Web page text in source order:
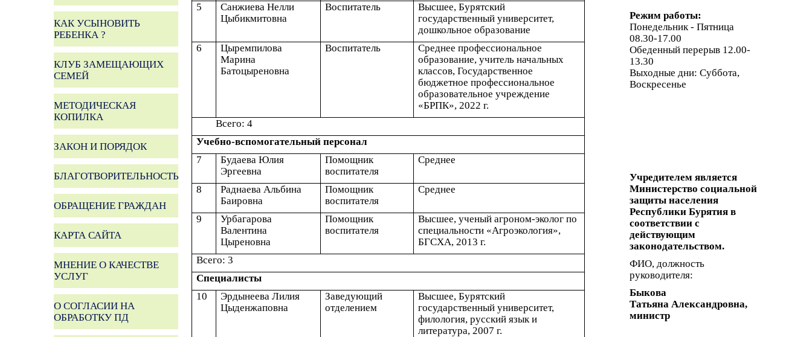
КАК УСЫНОВИТЬ
РЕБЕНКА ?
КЛУБ ЗАМЕЩАЮЩИХ
СЕМЕЙ
МЕТОДИЧЕСКАЯ
КОПИЛКА
ЗАКОН И ПОРЯДОК
БЛАГОТВОРИТЕЛЬНОСТЬ
ОБРАЩЕНИЕ ГРАЖДАН
КАРТА САЙТА
МНЕНИЕ О КАЧЕСТВЕ
УСЛУГ
О СОГЛАСИИ НА
ОБРАБОТКУ ПД
5
Санжиева Нелли
Цыбикмитовна
Воспитатель
Высшее, Бурятский
государственный университет,
дошкольное образование
6
Цыремпилова
Марина
Батоцыреновна
Воспитатель
Среднее профессиональное
образование, учитель начальных
классов, Государственное
бюджетное профессиональное
образовательное учреждение
«БРПК», 2022 г.
Всего: 4
Учебно-вспомогательный персонал
7
Будаева Юлия
Эргеевна
Помощник
воспитателя
Среднее
8 Раднаева Альбина
Баировна
Помощник
воспитателя
Среднее
9
Урбагарова
Валентина
Цыреновна
Помощник
воспитателя
Высшее, ученый агроном-эколог по
специальности «Агроэкология»,
БГСХА, 2013 г.
Всего: 3
Специалисты
10
Эрдынеева Лилия
Цыденжаповна
Заведующий
отделением
Высшее, Бурятский
государственный университет,
филология, русский язык и
литература, 2007 г.
Режим работы:
Понедельник - Пятница
08.30-17.00
Обеденный перерыв 12.00-
13.30
Выходные дни: Суббота,
Воскресенье
Учредителем является
Министерство социальной
защиты населения
Республики Бурятия в
соответствии с
действующим
законодательством.
ФИО, должность
руководителя:
Быкова
Татьяна Александровна,
министр